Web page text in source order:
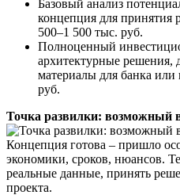
Базовый анализ
концепция для принятия
500–1 500 тыс. руб.
Полноценный
архитектурные решения,
материалы для банка или
руб.
Точка развилки: возможный
Концепция готова – пришло
экономики, сроков, нюансов.
реальные данные, принять
проекта.